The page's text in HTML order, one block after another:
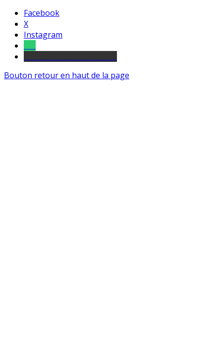
Facebook
X
Instagram
Bouton retour en haut de la page